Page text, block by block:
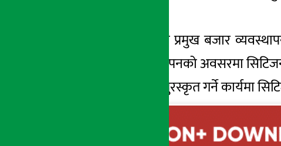
कार्यक्रममा कम्पनीका प्रमुख बजार
उपस्थिती थियो । समापनको अवसरमा
उत्कृष्ट लिडरहरुलाई पुरस्कृत गर्ने कार्यमा